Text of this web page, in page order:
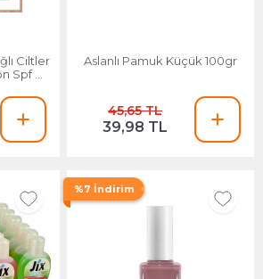
Ciltler
Spf 20
Aslanlı Pamuk Küçük 100gr
45,65 TL
39,98 TL
%7 İndirim